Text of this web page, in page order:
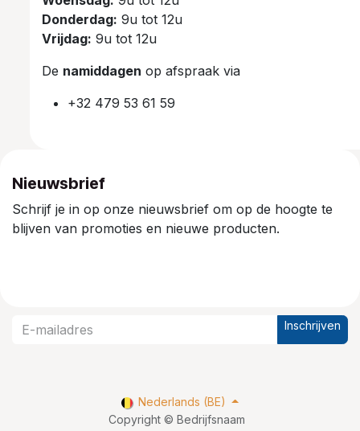
Donderdag: 9u tot 12u
Vrijdag: 9u tot 12u
De namiddagen op afspraak via
+32 479 53 61 59
Nieuwsbrief
Schrijf je in op onze nieuwsbrief om op de hoogte te
blijven van promoties en nieuwe producten.
Inschrijven
Copyright © Bedrijfsnaam
Nederlands (BE)